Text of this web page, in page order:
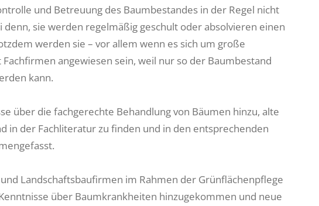
und Betreuung des Baumbestandes in der Regel nicht
sie werden regelmäßig geschult oder absolvieren einen
werden sie – vor allem wenn es sich um große
angewiesen sein, weil nur so der Baumbestand
kann.
über die fachgerechte Behandlung von Bäumen hinzu, alte
in der Fachliteratur zu finden und in den entsprechenden
Landschaftsbaufirmen im Rahmen der Grünflächenpflege
über Baumkrankheiten hinzugekommen und neue